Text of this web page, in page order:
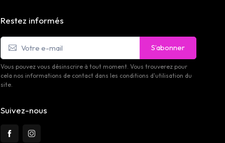
Restez informés
S’abonner
Vous pouvez vous désinscrire à tout moment. Vous trouverez pour
cela nos informations de contact dans les conditions d'utilisation du
site.
Suivez-nous